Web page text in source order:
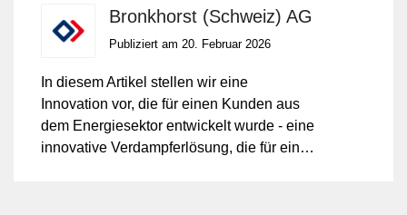
Bronkhorst (Schweiz) AG
Publiziert am 20. Februar 2026
In diesem Artikel stellen wir eine
Innovation vor, die für einen Kunden aus
dem Energiesektor entwickelt wurde - eine
innovative Verdampferlösung, die für eine